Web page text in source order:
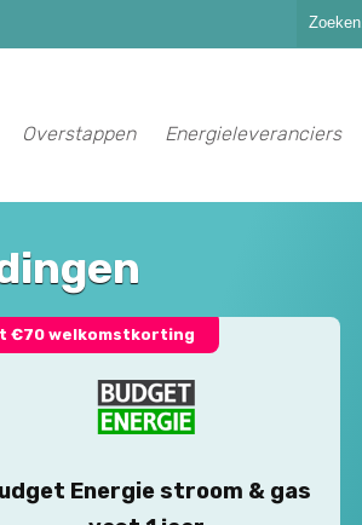
Overstappen Energieleveranciers
€70 welkomstkorting
Energie stroom & gas